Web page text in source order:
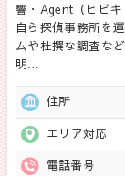
響・Agent（ヒビ
自ら探偵事務所を
ムや杜撰な調査な
明…
住所
エリア対応
電話番号